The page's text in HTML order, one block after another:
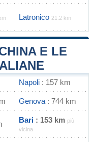
Latronico 21.2 km
E LE
Napoli : 157 km
Genova : 744 km
Bari : 153 km più
vicina